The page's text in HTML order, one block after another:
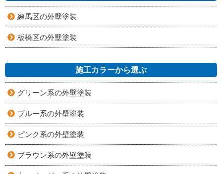
練馬区の外壁塗装
板橋区の外壁塗装
施工カラーから選ぶ
グリーン系の外壁塗装
ブルー系の外壁塗装
ピンク系の外壁塗装
ブラウン系の外壁塗装